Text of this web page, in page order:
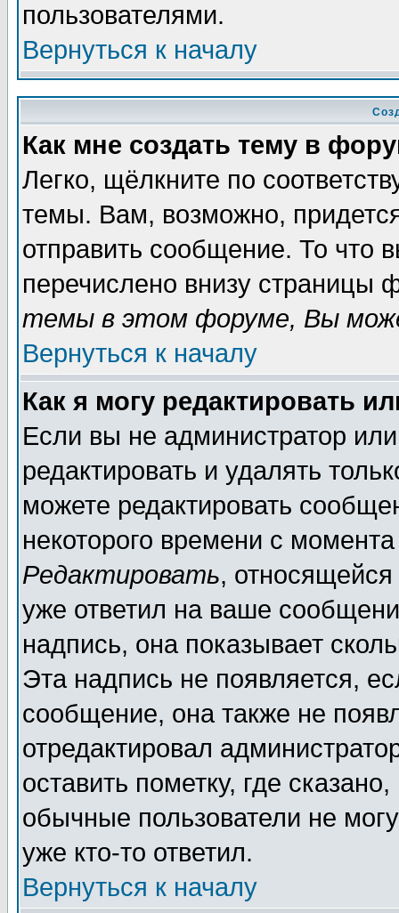
пользователями.
Вернуться к началу
Как мне создать тему в
Легко, щёлкните по
темы. Вам, возможно,
отправить сообщение. То что
перечислено внизу страницы
темы в этом форуме, Вы
Вернуться к началу
Как я могу редактировать
Если вы не администратор
редактировать и удалять
можете редактировать
некоторого времени с
Редактировать,
уже ответил на ваше
надпись, она показывает
Эта надпись не появляется,
сообщение, она также не
отредактировал
оставить пометку, где
обычные пользователи не
уже кто-то ответил.
Вернуться к началу